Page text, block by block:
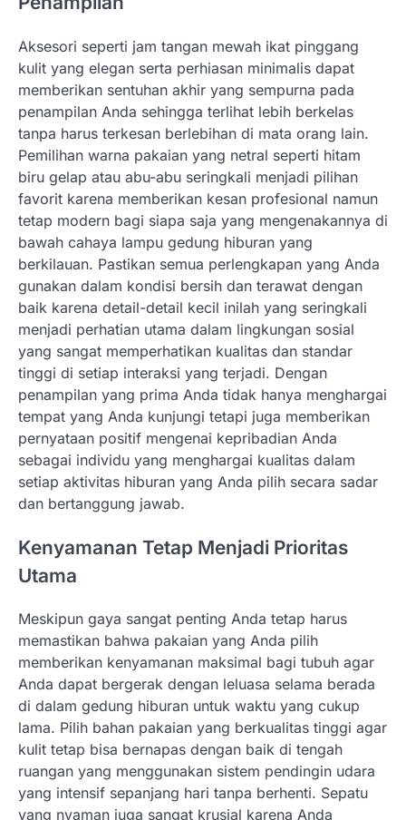
Aksesori seperti jam tangan mewah ikat pinggang
kulit yang elegan serta perhiasan minimalis dapat
memberikan sentuhan akhir yang sempurna pada
penampilan Anda sehingga terlihat lebih berkelas
tanpa harus terkesan berlebihan di mata orang lain.
Pemilihan warna pakaian yang netral seperti hitam
biru gelap atau abu-abu seringkali menjadi pilihan
favorit karena memberikan kesan profesional namun
tetap modern bagi siapa saja yang mengenakannya di
bawah cahaya lampu gedung hiburan yang
berkilauan. Pastikan semua perlengkapan yang Anda
gunakan dalam kondisi bersih dan terawat dengan
baik karena detail-detail kecil inilah yang seringkali
menjadi perhatian utama dalam lingkungan sosial
yang sangat memperhatikan kualitas dan standar
tinggi di setiap interaksi yang terjadi. Dengan
penampilan yang prima Anda tidak hanya menghargai
tempat yang Anda kunjungi tetapi juga memberikan
pernyataan positif mengenai kepribadian Anda
sebagai individu yang menghargai kualitas dalam
setiap aktivitas hiburan yang Anda pilih secara sadar
dan bertanggung jawab.
Kenyamanan Tetap Menjadi Prioritas
Utama
Meskipun gaya sangat penting Anda tetap harus
memastikan bahwa pakaian yang Anda pilih
memberikan kenyamanan maksimal bagi tubuh agar
Anda dapat bergerak dengan leluasa selama berada
di dalam gedung hiburan untuk waktu yang cukup
lama. Pilih bahan pakaian yang berkualitas tinggi agar
kulit tetap bisa bernapas dengan baik di tengah
ruangan yang menggunakan sistem pendingin udara
yang intensif sepanjang hari tanpa berhenti. Sepatu
yang nyaman juga sangat krusial karena Anda